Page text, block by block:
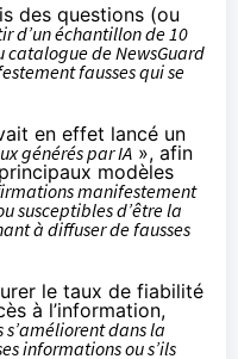
des questions (ou
d’un échantillon de 10
catalogue de NewsGuard
fausses qui se
en effet lancé un
générés par IA », afin
modèles
manifestement
susceptibles d’être la
à diffuser de fausses
le taux de fiabilité
à l’information,
s’améliorent dans la
informations ou s’ils